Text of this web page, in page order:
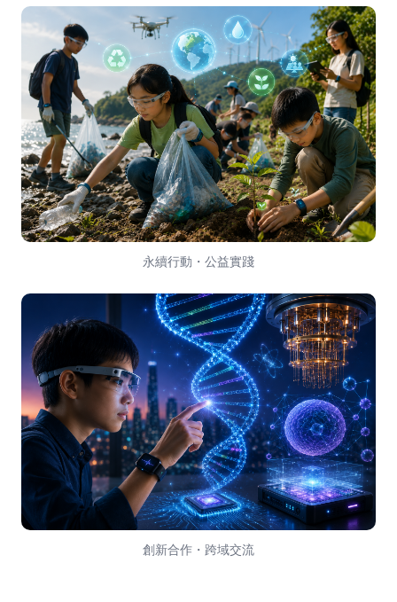
永續行動・公益實踐
創新合作・跨域交流